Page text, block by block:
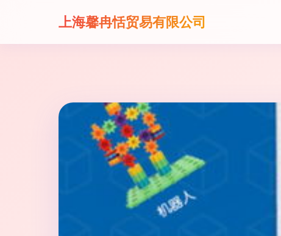
上海馨冉恬贸易有限公司